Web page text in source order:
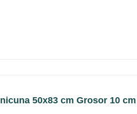
50x83 cm Grosor 10